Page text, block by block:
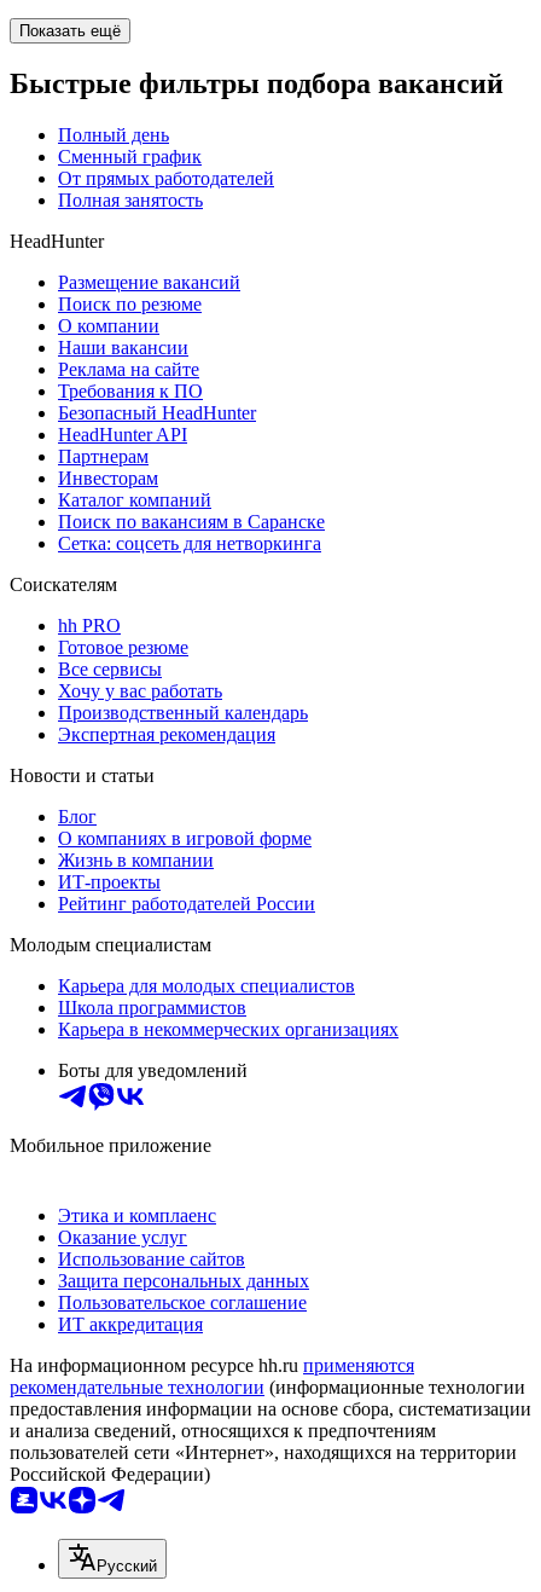
Показать ещё
Быстрые фильтры подбора вакансий
Полный день
Сменный график
От прямых работодателей
Полная занятость
HeadHunter
Размещение вакансий
Поиск по резюме
О компании
Наши вакансии
Реклама на сайте
Требования к ПО
Безопасный HeadHunter
HeadHunter API
Партнерам
Инвесторам
Каталог компаний
Поиск по вакансиям в Саранске
Сетка: соцсеть для нетворкинга
Соискателям
hh PRO
Готовое резюме
Все сервисы
Хочу у вас работать
Производственный календарь
Экспертная рекомендация
Новости и статьи
Блог
О компаниях в игровой форме
Жизнь в компании
ИТ-проекты
Рейтинг работодателей России
Молодым специалистам
Карьера для молодых специалистов
Школа программистов
Карьера в некоммерческих организациях
Боты для уведомлений
Мобильное приложение
Этика и комплаенс
Оказание услуг
Использование сайтов
Защита персональных данных
Пользовательское соглашение
ИТ аккредитация
На информационном ресурсе hh.ru применяются
рекомендательные технологии (информационные технологии
предоставления информации на основе сбора, систематизации
и анализа сведений, относящихся к предпочтениям
пользователей сети «Интернет», находящихся на территории
Российской Федерации)
Русский